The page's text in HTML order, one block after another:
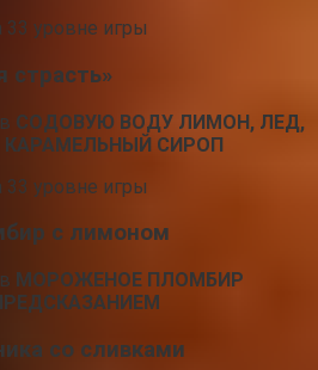
33 уровне игры
страсть»
СОДОВУЮ ВОДУ ЛИМОН, ЛЕД,
СИРОП
33 уровне игры
с лимоном
МОРОЖЕНОЕ ПЛОМБИР
со сливками